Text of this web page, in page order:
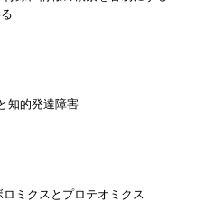
知的発達障害
ミクスとプロテオミクス